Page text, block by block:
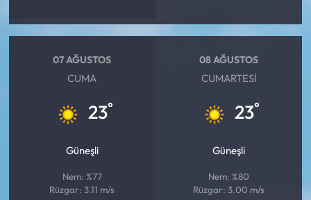
07 AĞUSTOS
CUMA
23°
Güneşli
Nem: %77
Rüzgar: 3.11 m/s
08 AĞUSTOS
CUMARTESI
23°
Güneşli
Nem: %80
Rüzgar: 3.00 m/s